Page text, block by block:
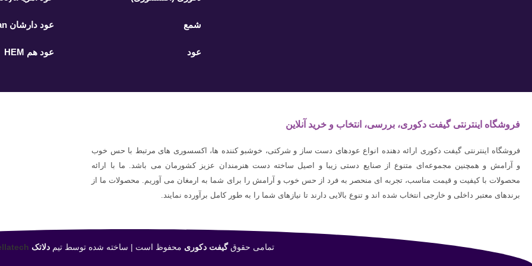
شمع
عود
عود دارشان Darshan
عود هم HEM
فروشگاه اینترنتی گیفت دکوری، بررسی، انتخاب و خرید آنلاین
فروشگاه اینترنتی گیفت دکوری ارائه دهنده انواع عودهای دست ساز و شرکتی، خوشبو کننده ها، اکسسوری های مرتبط با حس خوب
و آرامش و همچنین مجموعه‌ای متنوع از صنایع دستی زیبا و اصیل ساخته دست هنرمندان عزیز کشورمان می باشد. ما با ارائه
محصولات با کیفیت و قیمت مناسب، تجربه ای منحصر به فرد از حس خوب و آرامش را برای شما به ارمغان می آوریم. محصولات ما از
برندهای معتبر داخلی و خارجی انتخاب شده اند و تنوع بالایی دارند تا نیازهای شما را به طور کامل برآورده نمایند.
تمامی حقوقگیفت دکوری محفوظ است | ساخته شده توسط تیم دلاتک